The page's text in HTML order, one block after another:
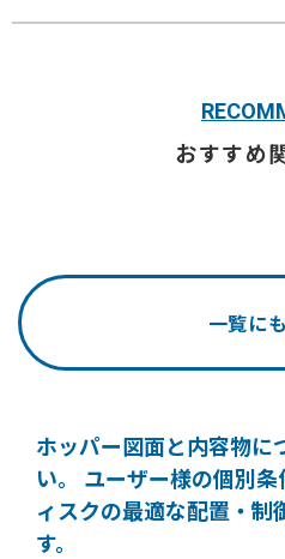
おすすめ
一覧に
ホッパー図面と内容物に
い。
ユーザー様の個別
ィスクの最適な配置・制
す。